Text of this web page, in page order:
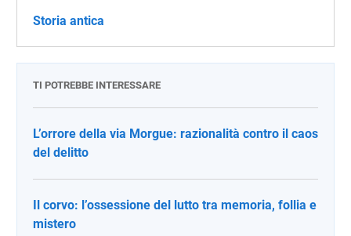
Storia antica
TI POTREBBE INTERESSARE
L’orrore della via Morgue: razionalità contro il caos
del delitto
Il corvo: l’ossessione del lutto tra memoria, follia e
mistero